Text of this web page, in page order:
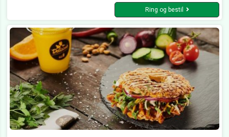
Ring og bestil